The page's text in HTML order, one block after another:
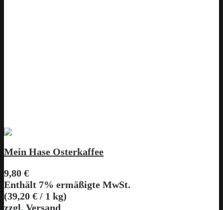
Mein Hase Osterkaffee
9,80 €
Enthält 7% ermäßigte MwSt.
(39,20 € / 1 kg)
zzgl. Versand